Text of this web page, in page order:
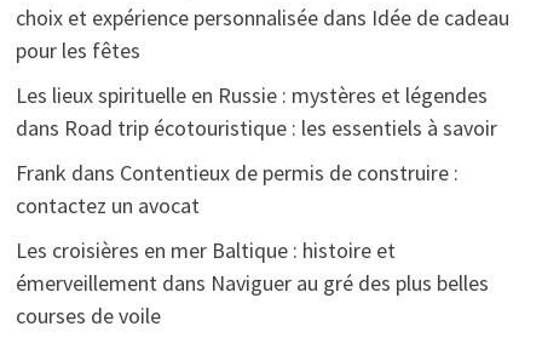
choix et expérience personnaliséedans Idée de cadeau
pour les fêtes
Les lieux spirituelle en Russie : mystères et légendes
dans Road trip écotouristique : les essentiels à savoir
Frank dans Contentieux de permis de construire :
contactez un avocat
Les croisières en mer Baltique : histoire et
émerveillementdans Naviguer au gré des plus belles
courses de voile